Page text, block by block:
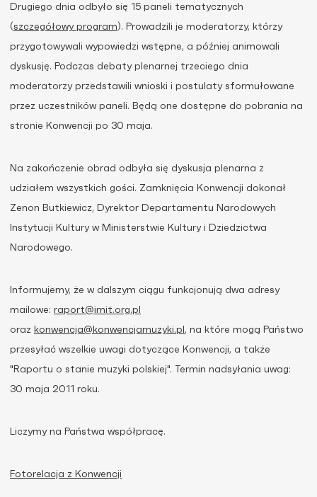
Drugiego dnia odbyło się 15 paneli tematycznych
(szczegółowy program). Prowadzili je moderatorzy, którzy
przygotowywali wypowiedzi wstępne, a później animowali
dyskusję. Podczas debaty plenarnej trzeciego dnia
moderatorzy przedstawili wnioski i postulaty sformułowane
przez uczestników paneli. Będą one dostępne do pobrania na
stronie Konwencji po 30 maja.
Na zakończenie obrad odbyła się dyskusja plenarna z
udziałem wszystkich gości. Zamknięcia Konwencji dokonał
Zenon Butkiewicz, Dyrektor Departamentu Narodowych
Instytucji Kultury w Ministerstwie Kultury i Dziedzictwa
Narodowego.
Informujemy, że w dalszym ciągu funkcjonują dwa adresy
mailowe: raport@imit.org.pl
oraz konwencja@konwencjamuzyki.pl , na które mogą Państwo
przesyłać wszelkie uwagi dotyczące Konwencji, a także
"Raportu o stanie muzyki polskiej". Termin nadsyłania uwag:
30 maja 2011 roku.
Liczymy na Państwa współpracę.
Fotorelacja z Konwencji